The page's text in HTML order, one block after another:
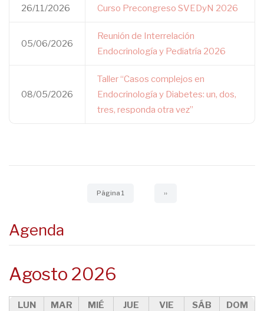
26/11/2026 Curso Precongreso SVEDyN 2026
05/06/2026
Reunión de Interrelación
Endocrinología y Pediatría 2026
08/05/2026
Taller “Casos complejos en
Endocrinología y Diabetes: un, dos,
tres, responda otra vez”
Página 1 Siguiente
››
Agenda
Agosto 2026
LUN MAR MIÉ JUE VIE SÁB
DOM